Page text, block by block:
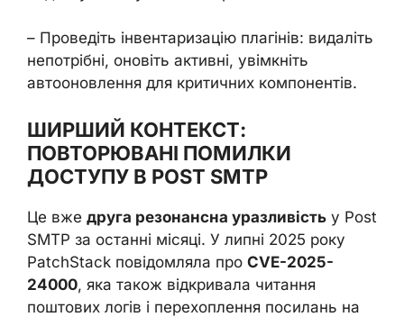
– Проведіть інвентаризацію плагінів: видаліть
непотрібні, оновіть активні, увімкніть
автооновлення для критичних компонентів.
ШИРШИЙ КОНТЕКСТ:
ПОВТОРЮВАНІ ПОМИЛКИ
ДОСТУПУ В POST SMTP
Це вже друга резонансна уразливість у Post
SMTP за останні місяці. У липні 2025 року
PatchStack повідомляла про CVE-2025-
24000, яка також відкривала читання
поштових логів і перехоплення посилань на